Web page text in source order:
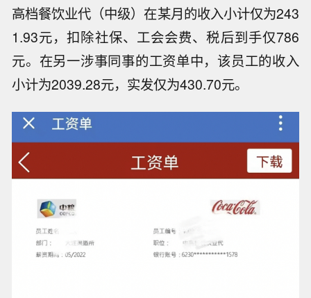
高档餐饮业代（中级）在某月的收入小计仅为243
1.93元，扣除社保、工会会费、税后到手仅786
元。在另一涉事同事的工资单中，该员工的收入
小计为2039.28元，实发仅为430.70元。